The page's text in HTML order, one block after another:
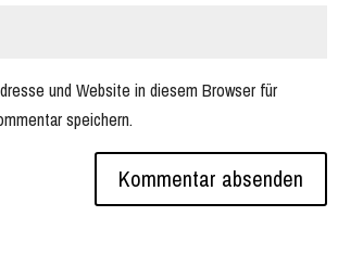
und Website in diesem Browser für
speichern.